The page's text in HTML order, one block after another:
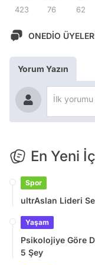
423 76 62
ONEDİO
Yorum Yazın
En Yeni
Spor
ultrAslan Lideri
Yaşam
Psikolojiye Göre
5 Şey